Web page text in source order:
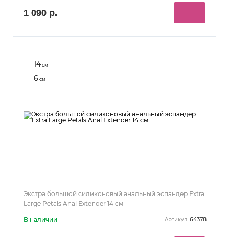
1 090 р.
14см
6 см
Экстра большой силиконовый анальный эспандер Extra
Large Petals Anal Extender 14 см
В наличии Артикул: 64378